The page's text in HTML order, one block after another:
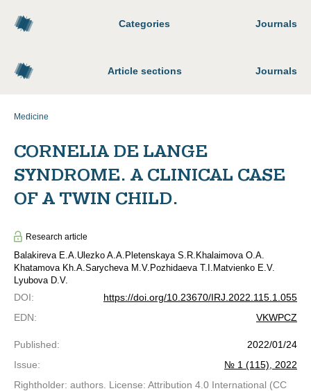
Categories Journals
Article sections Journals
Medicine
CORNELIA DE LANGE
SYNDROME. A CLINICAL CASE
OF A TWIN CHILD.
Research article
Balakireva E.A.Ulezko A.A. Pletenskaya S.R. Khalaimova O.A.
Khatamova Kh.A.Sarycheva M.V. Pozhidaeva T.I. Matvienko E.V.
Lyubova D.V.
DOI:
https://doi.org/10.23670/IRJ.2022.115.1.055
EDN: VKWPCZ
Published:
2022/01/24
Issue:
№ 1 (115), 2022
Rightholder: authors. License: Attribution 4.0 International (CC